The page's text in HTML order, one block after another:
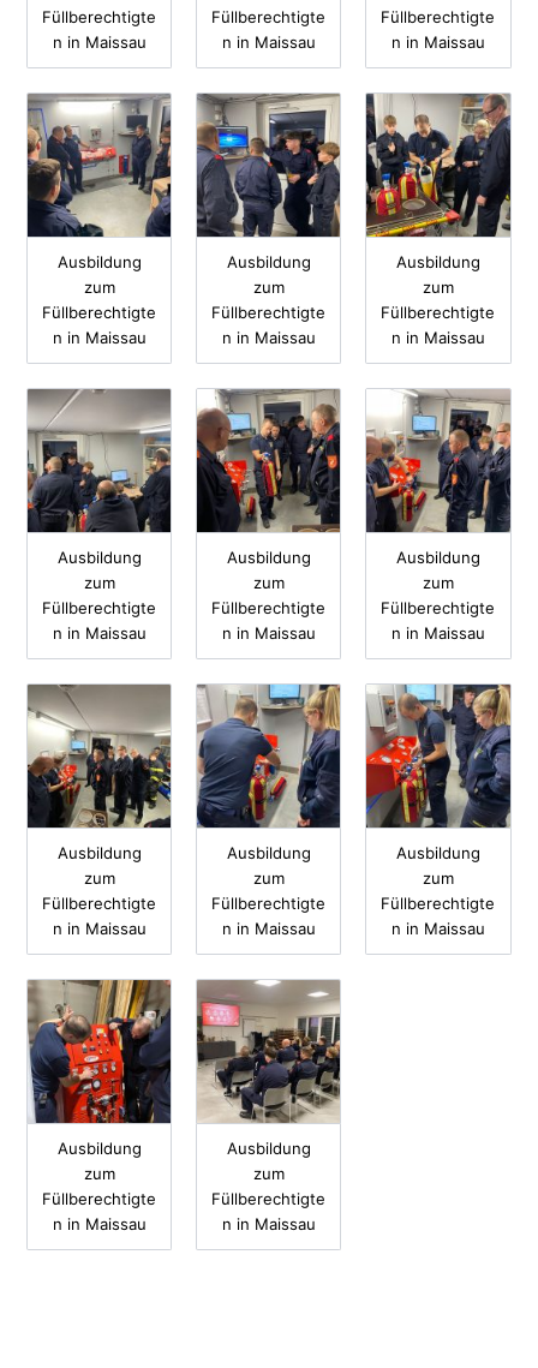
Füllberechtigte
n in Maissau
Füllberechtigte
n in Maissau
Füllberechtigte
n in Maissau
Ausbildung
zum
Füllberechtigte
n in Maissau
Ausbildung
zum
Füllberechtigte
n in Maissau
Ausbildung
zum
Füllberechtigte
n in Maissau
Ausbildung
zum
Füllberechtigte
n in Maissau
Ausbildung
zum
Füllberechtigte
n in Maissau
Ausbildung
zum
Füllberechtigte
n in Maissau
Ausbildung
zum
Füllberechtigte
n in Maissau
Ausbildung
zum
Füllberechtigte
n in Maissau
Ausbildung
zum
Füllberechtigte
n in Maissau
Ausbildung
zum
Füllberechtigte
n in Maissau
Ausbildung
zum
Füllberechtigte
n in Maissau